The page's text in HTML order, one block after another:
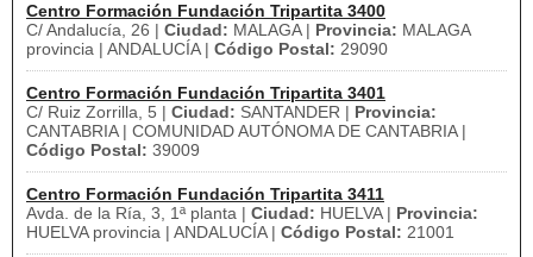
Centro Formación Fundación Tripartita 3400
C/ Andalucía, 26 | Ciudad: MALAGA | Provincia: MALAGA
provincia | ANDALUCÍA | Código Postal: 29090
Centro Formación Fundación Tripartita 3401
C/ Ruiz Zorrilla, 5 | Ciudad: SANTANDER | Provincia:
CANTABRIA | COMUNIDAD AUTÓNOMA DE CANTABRIA |
Código Postal: 39009
Centro Formación Fundación Tripartita 3411
Avda. de la Ría, 3, 1ª planta | Ciudad: HUELVA | Provincia:
HUELVA provincia | ANDALUCÍA | Código Postal: 21001